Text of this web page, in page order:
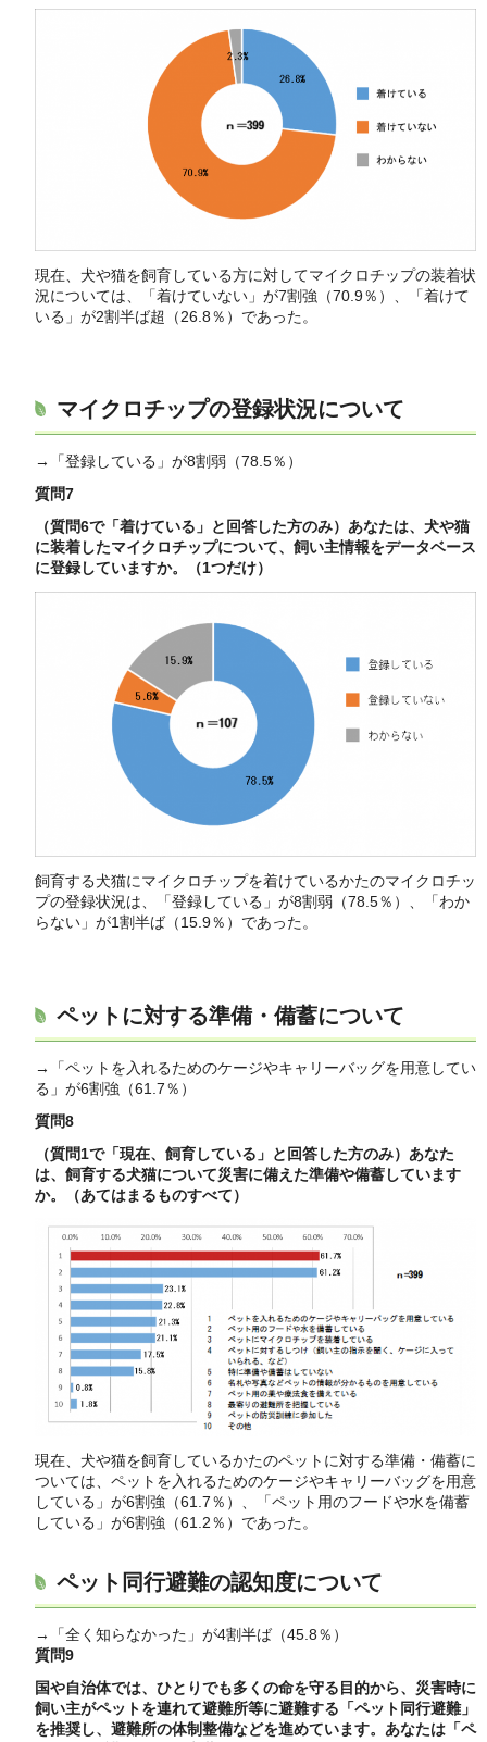
現在、犬や猫を飼育している方に対してマイクロチップの装着状
況については、「着けていない」が7割強（70.9％）、「着けて
いる」が2割半ば超（26.8％）であった。
マイクロチップの登録状況について
→「登録している」が8割弱（78.5％）
質問7
（質問6で「着けている」と回答した方のみ）あなたは、犬や猫
に装着したマイクロチップについて、飼い主情報をデータベース
に登録していますか。（1つだけ）
飼育する犬猫にマイクロチップを着けているかたのマイクロチッ
プの登録状況は、「登録している」が8割弱（78.5％）、「わか
らない」が1割半ば（15.9％）であった。
ペットに対する準備・備蓄について
→「ペットを入れるためのケージやキャリーバッグを用意してい
る」が6割強（61.7％）
質問8
（質問1で「現在、飼育している」と回答した方のみ）あなた
は、飼育する犬猫について災害に備えた準備や備蓄しています
か。（あてはまるものすべて）
現在、犬や猫を飼育しているかたのペットに対する準備・備蓄に
ついては、ペットを入れるためのケージやキャリーバッグを用意
している」が6割強（61.7％）、「ペット用のフードや水を備蓄
している」が6割強（61.2％）であった。
ペット同行避難の認知度について
→「全く知らなかった」が4割半ば（45.8％）
質問9
国や自治体では、ひとりでも多くの命を守る目的から、災害時に
飼い主がペットを連れて避難所等に避難する「ペット同行避難」
を推奨し、避難所の体制整備などを進めています。あなたは「ペ